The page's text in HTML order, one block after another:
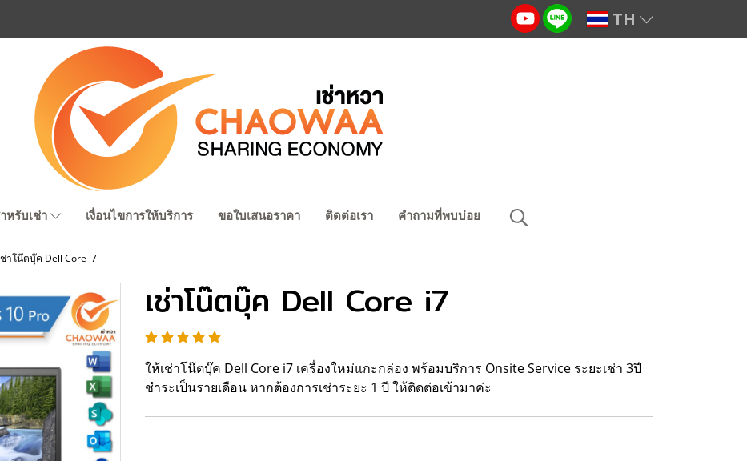
TH
หรับเช่า เงื่อนไขการให้บริการ ขอใบเสนอราคา ติดต่อเรา คำถามที่พบบ่อย
ช่าโน๊ตบุ๊ค Dell Core i7
เช่าโน๊ตบุ๊ค Dell Core i7
ให้เช่าโน๊ตบุ๊ค Dell Core i7 เครื่องใหม่แกะกล่อง พร้อมบริการ Onsite Service ระยะเช่า 3ปี
ชำระเป็นรายเดือน หากต้องการเช่าระยะ 1 ปี ให้ติดต่อเข้ามาค่ะ